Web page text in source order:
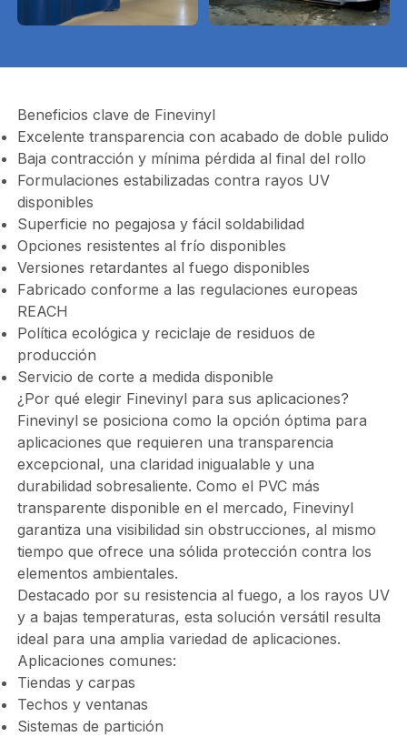
Beneficios clave de Finevinyl
Excelente transparencia con acabado de doble pulido
Baja contracción y mínima pérdida al final del rollo
Formulaciones estabilizadas contra rayos UV
disponibles
Superficie no pegajosa y fácil soldabilidad
Opciones resistentes al frío disponibles
Versiones retardantes al fuego disponibles
Fabricado conforme a las regulaciones europeas
REACH
Política ecológica y reciclaje de residuos de
producción
Servicio de corte a medida disponible
¿Por qué elegir Finevinyl para sus aplicaciones?
Finevinyl se posiciona como la opción óptima para
aplicaciones que requieren una transparencia
excepcional, una claridad inigualable y una
durabilidad sobresaliente. Como el PVC más
transparente disponible en el mercado, Finevinyl
garantiza una visibilidad sin obstrucciones, al mismo
tiempo que ofrece una sólida protección contra los
elementos ambientales.
Destacado por su resistencia al fuego, a los rayos UV
y a bajas temperaturas, esta solución versátil resulta
ideal para una amplia variedad de aplicaciones.
Aplicaciones comunes:
Tiendas y carpas
Techos y ventanas
Sistemas de partición